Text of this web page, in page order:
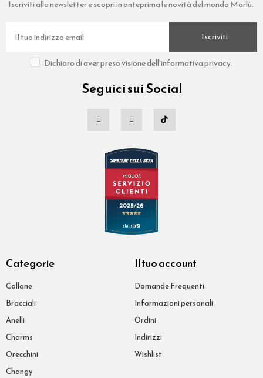
Iscriviti alla newsletter e scopri in anteprima le novità del mondo Marlù.
Iscriviti
Dichiaro di aver preso visione dell'informativa privacy.
Seguici sui Social
Categorie
Collane
Bracciali
Anelli
Charms
Orecchini
Changy
Il tuo account
Domande Frequenti
Informazioni personali
Ordini
Indirizzi
Wishlist